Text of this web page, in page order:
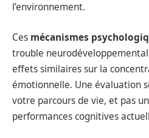
l’environnement.
Ces mécanismes
trouble
effets similaires sur la
émotionnelle. Une évaluation
votre parcours de vie, et pas
performances cognitives